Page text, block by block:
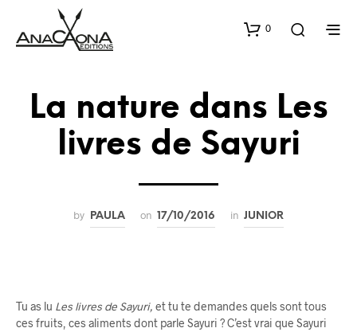
0
La nature dans Les
livres de Sayuri
by PAULA on 17/10/2016 in JUNIOR
Tu as lu Les livres de Sayuri, et tu te demandes quels sont tous
ces fruits, ces aliments dont parle Sayuri ? C’est vrai que Sayuri